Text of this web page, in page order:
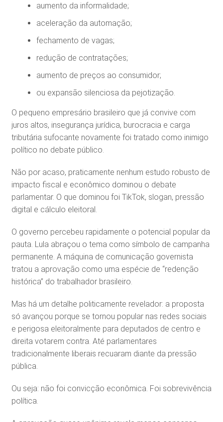
aumento da informalidade;
aceleração da automação;
fechamento de vagas;
redução de contratações;
aumento de preços ao consumidor;
ou expansão silenciosa da pejotização.
O pequeno empresário brasileiro que já convive com
juros altos, insegurança jurídica, burocracia e carga
tributária sufocante novamente foi tratado como inimigo
político no debate público.
Não por acaso, praticamente nenhum estudo robusto de
impacto fiscal e econômico dominou o debate
parlamentar. O que dominou foi TikTok, slogan, pressão
digital e cálculo eleitoral.
O governo percebeu rapidamente o potencial popular da
pauta. Lula abraçou o tema como símbolo de campanha
permanente. A máquina de comunicação governista
tratou a aprovação como uma espécie de “redenção
histórica” do trabalhador brasileiro.
Mas há um detalhe politicamente revelador: a proposta
só avançou porque se tornou popular nas redes sociais
e perigosa eleitoralmente para deputados de centro e
direita votarem contra. Até parlamentares
tradicionalmente liberais recuaram diante da pressão
pública.
Ou seja: não foi convicção econômica. Foi sobrevivência
política.